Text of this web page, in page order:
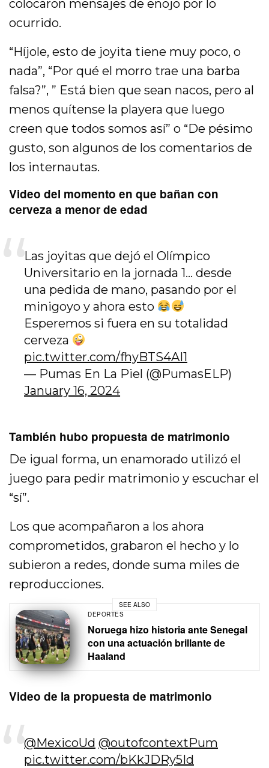
colocaron mensajes de enojo por lo
ocurrido.
“Híjole, esto de joyita tiene muy poco, o
nada”, “Por qué el morro trae una barba
falsa?”, ” Está bien que sean nacos, pero al
menos quítense la playera que luego
creen que todos somos así” o “De pésimo
gusto, son algunos de los comentarios de
los internautas.
Video del momento en que bañan con
cerveza a menor de edad
Las joyitas que dejó el Olímpico
Universitario en la jornada 1… desde
una pedida de mano, pasando por el
minigoyo y ahora esto
Esperemos si fuera en su totalidad
cerveza
pic.twitter.com/fhyBTS4AI1
— Pumas En La Piel (@PumasELP)
January 16, 2024
También hubo propuesta de matrimonio
De igual forma, un enamorado utilizó el
juego para pedir matrimonio y escuchar el
“sí”.
Los que acompañaron a los ahora
comprometidos, grabaron el hecho y lo
subieron a redes, donde suma miles de
reproducciones.
SEE ALSO
DEPORTES
Noruega hizo historia ante Senegal
con una actuación brillante de
Haaland
Video de la propuesta de matrimonio
@MexicoUd @outofcontextPum
pic.twitter.com/bKkJDRy5Id